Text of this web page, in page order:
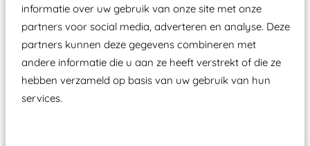
informatie over uw gebruik van onze site met onze
partners voor social media, adverteren en analyse. Deze
partners kunnen deze gegevens combineren met
andere informatie die u aan ze heeft verstrekt of die ze
hebben verzameld op basis van uw gebruik van hun
services.
Wij ook speeltoestellen kunnen laten keuren zodat
ze toch binnen het Warenwetbesluit Attractie- en
Speeltoestellen vallen?
Past er goed bij